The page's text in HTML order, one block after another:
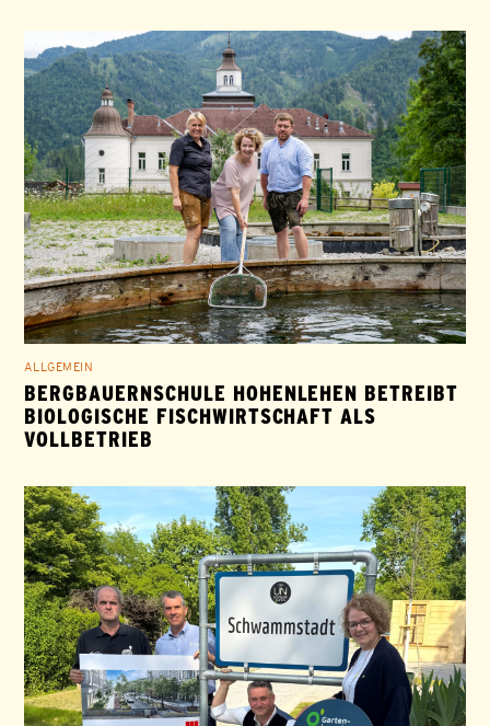
ALLGEMEIN
BERGBAUERNSCHULE HOHENLEHEN BETREIBT
BIOLOGISCHE FISCHWIRTSCHAFT ALS
VOLLBETRIEB